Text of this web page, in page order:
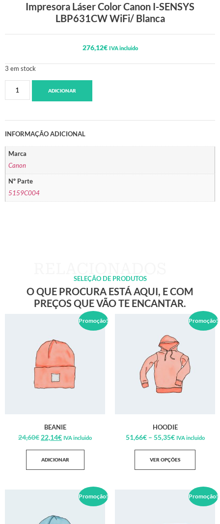
Impresora Láser Color Canon I-SENSYS
LBP631CW WiFi/ Blanca
276,12€ IVA incluido
3 em stock
ADICIONAR
INFORMAÇÃO ADICIONAL
Marca
Canon
Nº Parte
5159C004
SELEÇÃO DE PRODUTOS
O QUE PROCURA ESTÁ AQUI, E COM
PREÇOS QUE VÃO TE ENCANTAR.
Promoção!
BEANIE
24,60€ 22,14€ IVA incluido
ADICIONAR
Promoção!
HOODIE
51,66€ – 55,35€ IVA incluido
VER OPÇÕES
Promoção! Promoção!